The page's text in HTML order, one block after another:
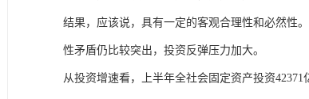
结果，应该说，具有一定的客观合理性和必然性
性矛盾仍比较突出，投资反弹压力加大。
从投资增速看，上半年全社会固定资产投资42371